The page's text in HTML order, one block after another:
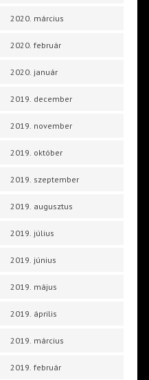
2020. március
2020. február
2020. január
2019. december
2019. november
2019. október
2019. szeptember
2019. augusztus
2019. július
2019. június
2019. május
2019. április
2019. március
2019. február